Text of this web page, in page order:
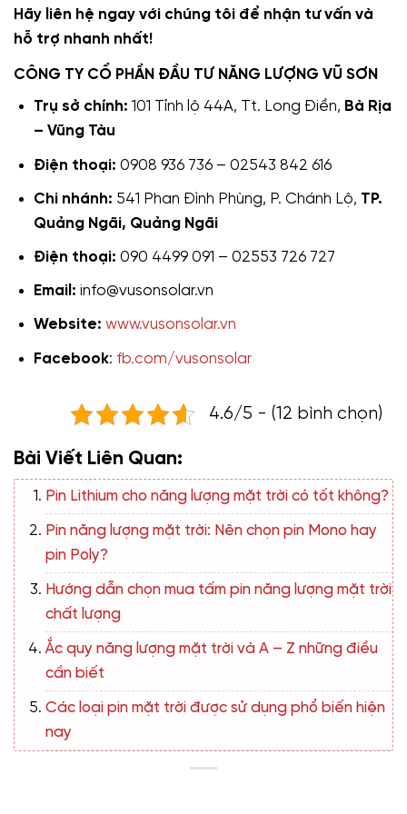
Hãy liên hệ ngay với chúng tôi để nhận tư vấn và
hỗ trợ nhanh nhất!
CÔNG TY CỔ PHẦN ĐẦU TƯ NĂNG LƯỢNG VŨ SƠN
Trụ sở chính: 101 Tỉnh lộ 44A, Tt. Long Điền, Bà Rịa
– Vũng Tàu
Điện thoại: 0908 936 736 – 02543 842 616
Chi nhánh: 541 Phan Đình Phùng, P. Chánh Lộ, TP.
Quảng Ngãi, Quảng Ngãi
Điện thoại: 090 4499 091 – 02553 726 727
Email: info@vusonsolar.vn
Website: www.vusonsolar.vn
Facebook: fb.com/vusonsolar
4.6/5 - (12 bình chọn)
Bài Viết Liên Quan:
Pin Lithium cho năng lượng mặt trời có tốt không?
Pin năng lượng mặt trời: Nên chọn pin Mono hay
pin Poly?
Hướng dẫn chọn mua tấm pin năng lượng mặt trời
chất lượng
Ắc quy năng lượng mặt trời và A – Z những điều
cần biết
Các loại pin mặt trời được sử dụng phổ biến hiện
nay